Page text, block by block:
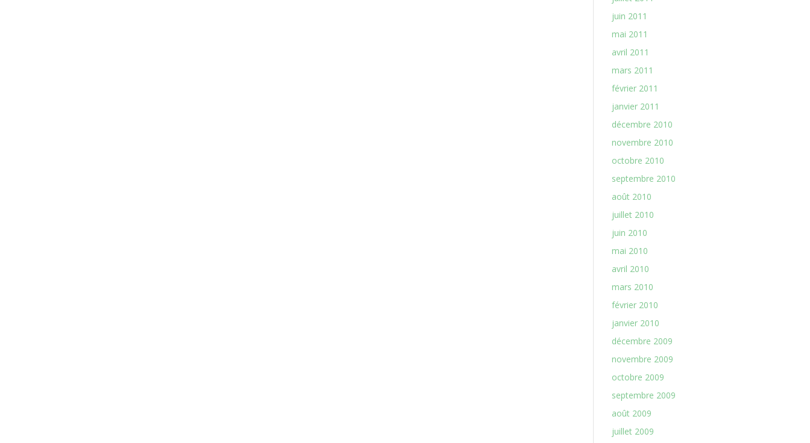
juin 2011
mai 2011
avril 2011
mars 2011
février 2011
janvier 2011
décembre 2010
novembre 2010
octobre 2010
septembre 2010
août 2010
juillet 2010
juin 2010
mai 2010
avril 2010
mars 2010
février 2010
janvier 2010
décembre 2009
novembre 2009
octobre 2009
septembre 2009
août 2009
juillet 2009